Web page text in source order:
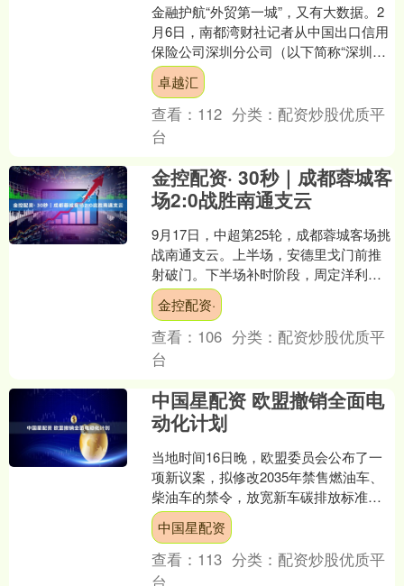
金融护航“外贸第一城”，又有大数据。2
月6日，南都湾财社记者从中国出口信用
保险公司深圳分公司（以下简称“深圳信
保”）获悉，2025年，深圳信保承保深圳
地区外贸出....
卓越汇
查看： 112 分类： 配资炒股优质平
台
金控配资· 30秒｜成都蓉城客
场2:0战胜南通支云
9月17日，中超第25轮，成都蓉城客场挑
战南通支云。上半场，安德里戈门前推
射破门。下半场补时阶段，周定洋利用
反击打进空门。最终成都蓉城客场2:0击
败南通支云。....
金控配资·
查看： 106 分类： 配资炒股优质平
台
中国星配资 欧盟撤销全面电
动化计划
当地时间16日晚，欧盟委员会公布了一
项新议案，拟修改2035年禁售燃油车、
柴油车的禁令，放宽新车碳排放标准，
将原本规定的2035年起，欧盟地区必须
销售零排放车辆....
中国星配资
查看： 113 分类： 配资炒股优质平
台